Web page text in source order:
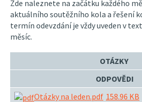
Zde naleznete na začátku každého
aktuálního soutěžního kola a řešení
termín odevzdání je vždy uveden v
měsíc.
OTÁZKY
ODPOVĚDI
Otázky na leden.pdf 158.96 KB